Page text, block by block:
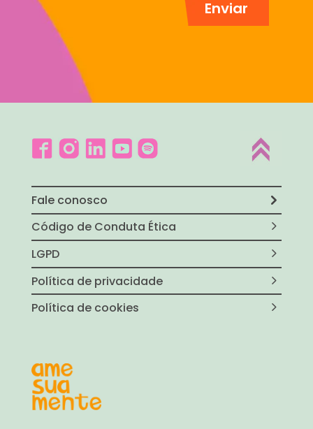
Fale conosco
Código de Conduta Ética
LGPD
Política de privacidade
Política de cookies